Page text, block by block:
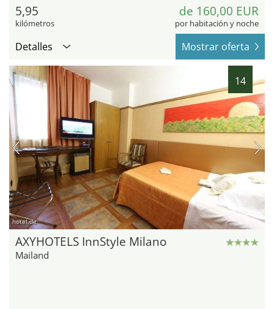
5,95
kilómetros
de 160,00 EUR
por habitación y noche
Detalles Mostrar oferta
14
hotel.de
AXYHOTELS InnStyle Milano
Mailand